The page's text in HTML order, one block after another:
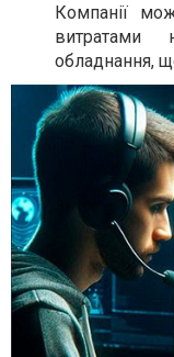
Компанії
витратами
обладнання,